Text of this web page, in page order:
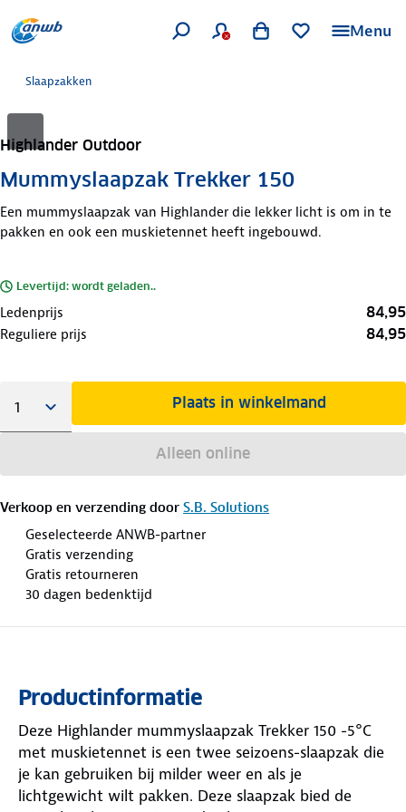
Menu
Slaapzakken
Highlander Outdoor
Mummyslaapzak Trekker 150
Een mummyslaapzak van Highlander die lekker licht is om in te
pakken en ook een muskietennet heeft ingebouwd.
Levertijd: wordt geladen..
Ledenprijs 84,95
Reguliere prijs 84,95
Plaats in winkelmand
Alleen online
Verkoop en verzending door S.B. Solutions
Geselecteerde ANWB-partner
Gratis verzending
Gratis retourneren
30 dagen bedenktijd
Productinformatie
Deze Highlander mummyslaapzak Trekker 150 -5°C
met muskietennet is een twee seizoens-slaapzak die
je kan gebruiken bij milder weer en als je
lichtgewicht wilt pakken. Deze slaapzak bied de